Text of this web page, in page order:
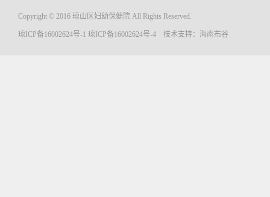
Copyright © 2016 琼山区妇幼保健院 All Rights Reserved.
琼ICP备16002624号-1 琼ICP备16002624号-4 技术支持： 海南布谷